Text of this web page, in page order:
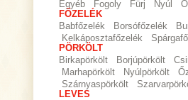
Egyéb Fogoly Fürj Nyúl
FŐZELÉK
Babfőzelék
Borsófőzelék
Kelkáposztafőzelék
PÖRKÖLT
Birkapörkölt
Borjúpörkölt
Marhapörkölt
Nyúlpörkölt
Szárnyaspörkölt
LEVES